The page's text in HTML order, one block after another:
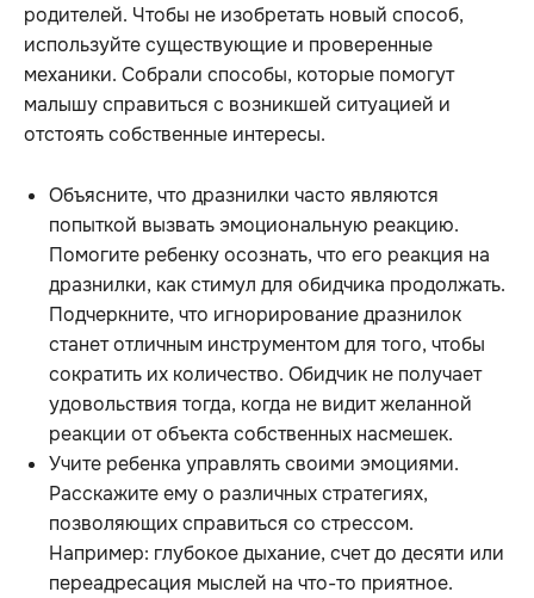
родителей. Чтобы не изобретать новый способ,
используйте существующие и проверенные
механики. Собрали способы, которые помогут
малышу справиться с возникшей ситуацией и
отстоять собственные интересы.
Объясните, что дразнилки часто являются
попыткой вызвать эмоциональную реакцию.
Помогите ребенку осознать, что его реакция на
дразнилки, как стимул для обидчика продолжать.
Подчеркните, что игнорирование дразнилок
станет отличным инструментом для того, чтобы
сократить их количество. Обидчик не получает
удовольствия тогда, когда не видит желанной
реакции от объекта собственных насмешек.
Учите ребенка управлять своими эмоциями.
Расскажите ему о различных стратегиях,
позволяющих справиться со стрессом.
Например: глубокое дыхание, счет до десяти или
переадресация мыслей на что-то приятное.